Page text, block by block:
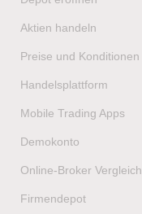
Aktien handeln
Preise und Konditionen
Handelsplattform
Mobile Trading Apps
Demokonto
Online-Broker Vergleich
Firmendepot